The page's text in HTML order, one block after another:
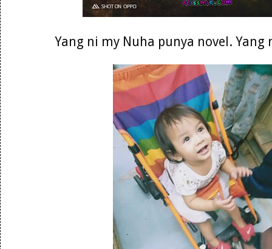
Yang ni my Nuha punya novel. Yang